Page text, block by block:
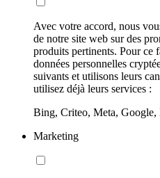
Avec votre accord, nous
de notre site web sur des
produits pertinents. Pour ce
données personnelles
suivants et utilisons leurs
utilisez déjà leurs services :
Bing, Criteo, Meta,
Marketing